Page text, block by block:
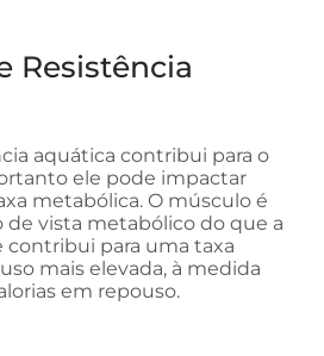
Resistência
aquática contribui para o
ele pode impactar
metabólica. O músculo é
vista metabólico do que a
contribui para uma taxa
mais elevada, à medida
em repouso.